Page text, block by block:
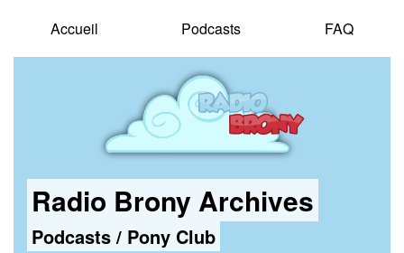
Accueil Podcasts FAQ
Radio Brony Archives
Podcasts/ Pony Club